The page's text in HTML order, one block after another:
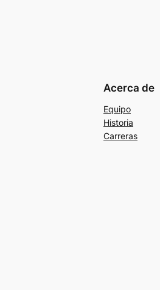
Acerca de
Equipo
Historia
Carreras